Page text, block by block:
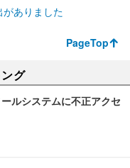
がありました
PageTop
グ
ルシステムに不正アクセ